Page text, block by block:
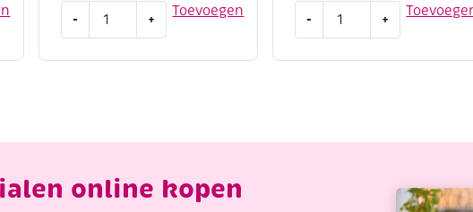
Toevoegen
-
1
blauw
+ -
1
+
online kopen